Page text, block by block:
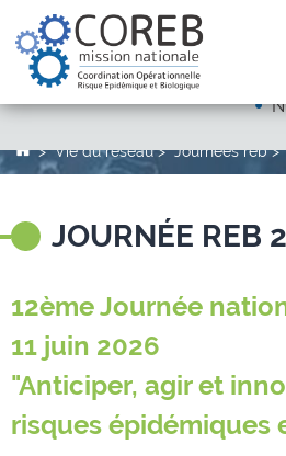
Vie du réseau Journées reb
JOURNÉE REB
12ème Journée
11 juin 2026
"Anticiper, agir et
risques épidémiques